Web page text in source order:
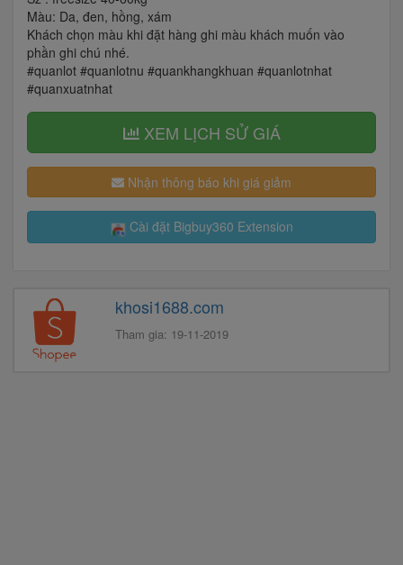
Màu: Da, đen, hồng, xám
Khách chọn màu khi đặt hàng ghi màu khách muốn vào
phần ghi chú nhé.
#quanlot #quanlotnu #quankhangkhuan #quanlotnhat
#quanxuatnhat
XEM LỊCH SỬ GIÁ
Nhận thông báo khi giá giảm
Cài đặt Bigbuy360 Extension
khosi1688.com
Tham gia: 19-11-2019